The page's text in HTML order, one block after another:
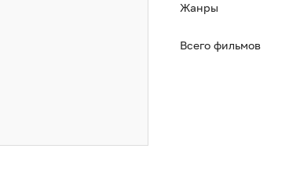
Жанры
Всего фильмов